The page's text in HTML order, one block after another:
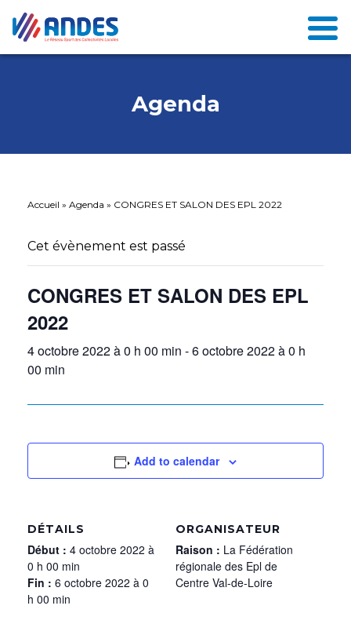
Agenda
Accueil » Agenda » CONGRES ET SALON DES EPL 2022
Cet évènement est passé
CONGRES ET SALON DES EPL
2022
4 octobre 2022 à 0 h 00 min -6 octobre 2022 à 0 h
00 min
Add to calendar
DÉTAILS
Début : 4 octobre 2022 à
0 h 00 min
Fin : 6 octobre 2022 à 0
h 00 min
ORGANISATEUR
Raison : La Fédération
régionale des Epl de
Centre Val-de-Loire